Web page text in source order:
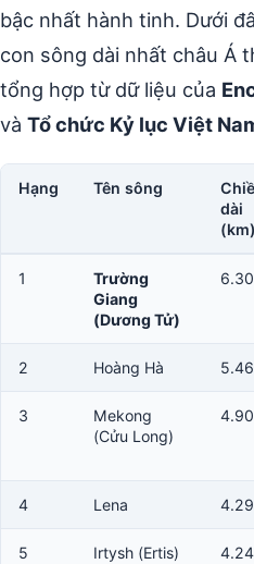
bậc nhất hành tinh. Dưới
con sông dài nhất châu Á
tổng hợp từ dữ liệu của
và Tổ chức Kỷ lục Việt
Hạng Tên sông
dài
(km)
1
Trường
Giang
(Dương Tử)
2 Hoàng Hà
3
Mekong
(Cửu Long)
4 Lena
5 Irtysh (Ertis)